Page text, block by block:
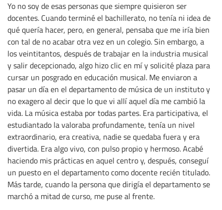
Yo no soy de esas personas que siempre quisieron ser
docentes. Cuando terminé el bachillerato, no tenía ni idea de
qué quería hacer, pero, en general, pensaba que me iría bien
con tal de no acabar otra vez en un colegio. Sin embargo, a
los veintitantos, después de trabajar en la industria musical
y salir decepcionado, algo hizo clic en mí y solicité plaza para
cursar un posgrado en educación musical. Me enviaron a
pasar un día en el departamento de música de un instituto y
no exagero al decir que lo que vi allí aquel día me cambió la
vida. La música estaba por todas partes. Era participativa, el
estudiantado la valoraba profundamente, tenía un nivel
extraordinario, era creativa, nadie se quedaba fuera y era
divertida. Era algo vivo, con pulso propio y hermoso. Acabé
haciendo mis prácticas en aquel centro y, después, conseguí
un puesto en el departamento como docente recién titulado.
Más tarde, cuando la persona que dirigía el departamento se
marchó a mitad de curso, me puse al frente.